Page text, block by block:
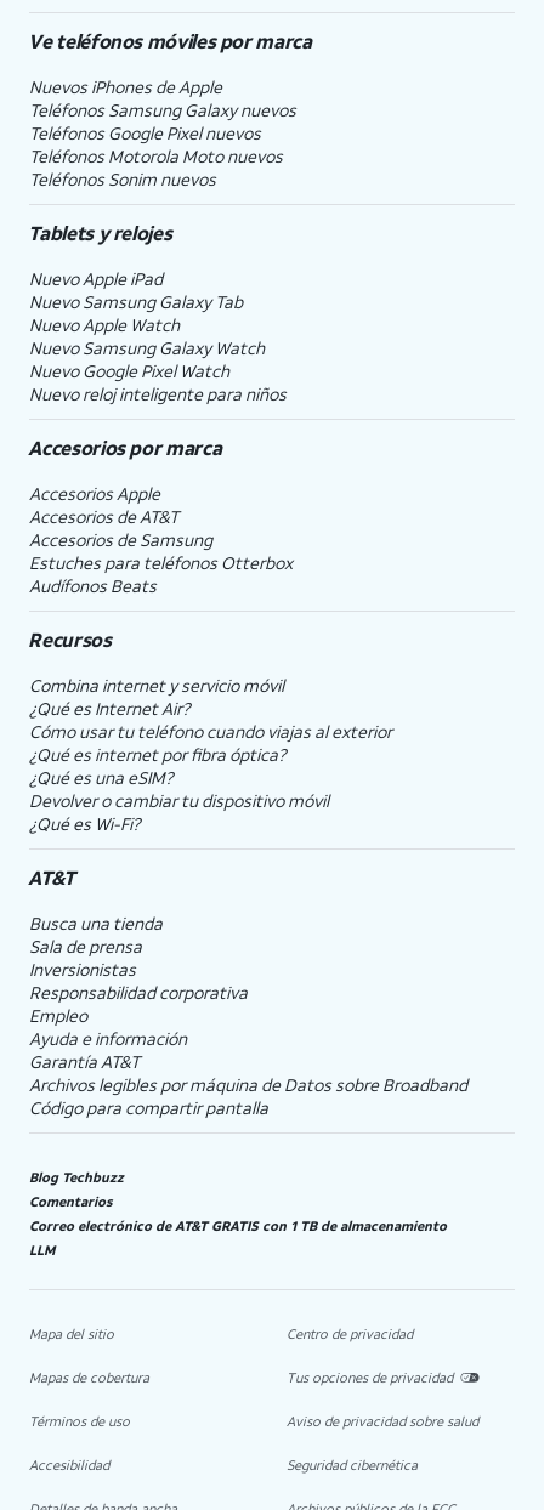
Ve teléfonos móviles por marca
Nuevos iPhones de Apple
Teléfonos Samsung Galaxy nuevos
Teléfonos Google Pixel nuevos
Teléfonos Motorola Moto nuevos
Teléfonos Sonim nuevos
Tablets y relojes
Nuevo Apple iPad
Nuevo Samsung Galaxy Tab
Nuevo Apple Watch
Nuevo Samsung Galaxy Watch
Nuevo Google Pixel Watch
Nuevo reloj inteligente para niños
Accesorios por marca
Accesorios Apple
Accesorios deAT&T
Accesorios de Samsung
Estuches para teléfonos Otterbox
Audífonos Beats
Recursos
Combina internet y servicio móvil
¿Qué es Internet Air?
Cómo usar tu teléfono cuando viajas al exterior
¿Qué es internet por fibra óptica?
¿Qué es una eSIM?
Devolver o cambiar tu dispositivo móvil
¿Qué es Wi-Fi?
AT&T
Busca una tienda
Sala de prensa
Inversionistas
Responsabilidad corporativa
Empleo
Ayuda e información
Garantía AT&T
Archivos legibles por máquina de Datos sobre Broadband
Código para compartir pantalla
Blog Techbuzz
Comentarios
Correo electrónico de AT&T GRATIS con 1 TB de almacenamiento
LLM
Mapa del sitio
Mapas de cobertura
Términos de uso
Accesibilidad
Centro de privacidad
Tus opciones de privacidad
Aviso de privacidad sobre salud
Seguridad cibernética